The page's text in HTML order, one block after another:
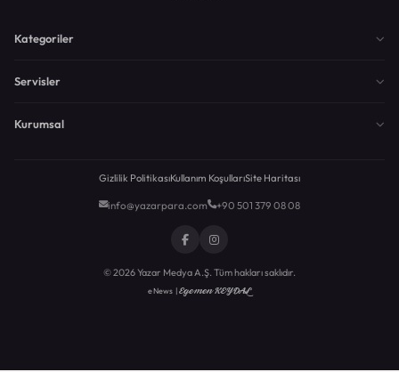
Kategoriler
Servisler
Kurumsal
Gizlilik PolitikasıKullanım KoşullarıSite Haritası
info@yazarpara.com +90 501 379 08 08
© 2026 Yazar Medya A.Ş. Tüm hakları saklıdır.
eNews |Egemen KEYDAL